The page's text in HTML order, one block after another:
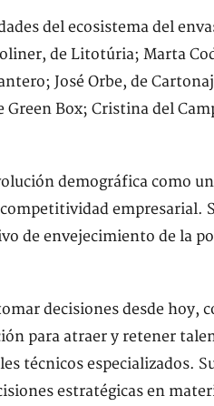
del ecosistema del
de Litotúria; Marta
José Orbe, de
Green Box; Cristina del
demográfica como
empresarial.
de envejecimiento de la
decisiones desde hoy,
para atraer y retener
técnicos especializados.
estratégicas en